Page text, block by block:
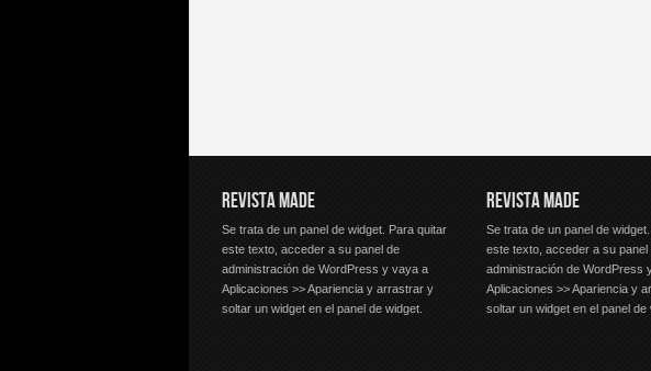
REVISTA MADE
Se trata de un panel de widget. Para quitar
este texto, acceder a su panel de
administración de WordPress y vaya a
Aplicaciones >> Apariencia y arrastrar y
soltar un widget en el panel de widget.
REVISTA MADE
Se trata de un panel de
este texto, acceder a su panel
administración de WordPress
Aplicaciones >> Apariencia y
soltar un widget en el panel de